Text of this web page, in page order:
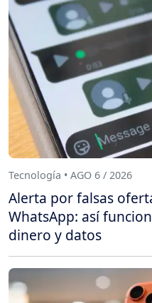
Tecnología • AGO 6 / 2026
Alerta por falsas
WhatsApp: así
dinero y datos